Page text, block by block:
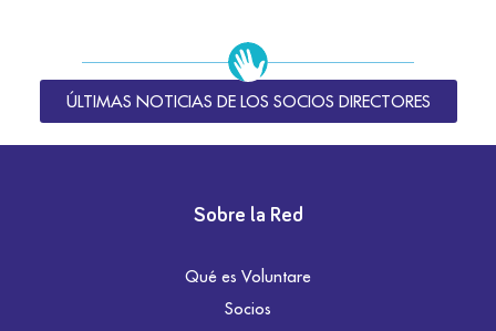
ÚLTIMAS NOTICIAS DE LOS SOCIOS DIRECTORES
Sobre la Red
Qué es Voluntare
Socios